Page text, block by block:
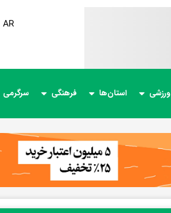
AR
ورزشی استان‌ها فرهنگی سرگرمی